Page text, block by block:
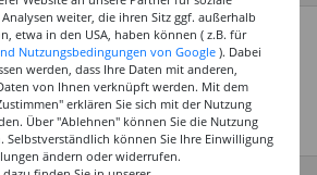
weiter, die ihren Sitz ggf. außerhalb
etwa in den USA, haben können ( z.B. für
Nutzungsbedingungen von Google ). Dabei
werden, dass Ihre Daten mit anderen,
von Ihnen verknüpft werden. Mit dem
erklären Sie sich mit der Nutzung
Über "Ablehnen" können Sie die Nutzung
Selbstverständlich können Sie Ihre Einwilligung
ändern oder widerrufen.